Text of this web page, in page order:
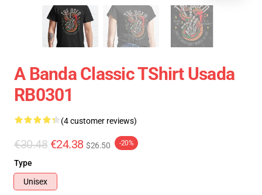
A Banda Classic TShirt Usada
RB0301
(4 customer reviews)
€30.48 €24.38 $26.50 -20%
Type
Unisex